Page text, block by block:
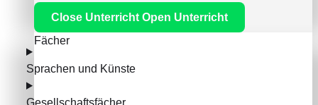
Close Unterricht Open Unterricht
Fächer
Sprachen und Künste
Gesellschaftsfächer